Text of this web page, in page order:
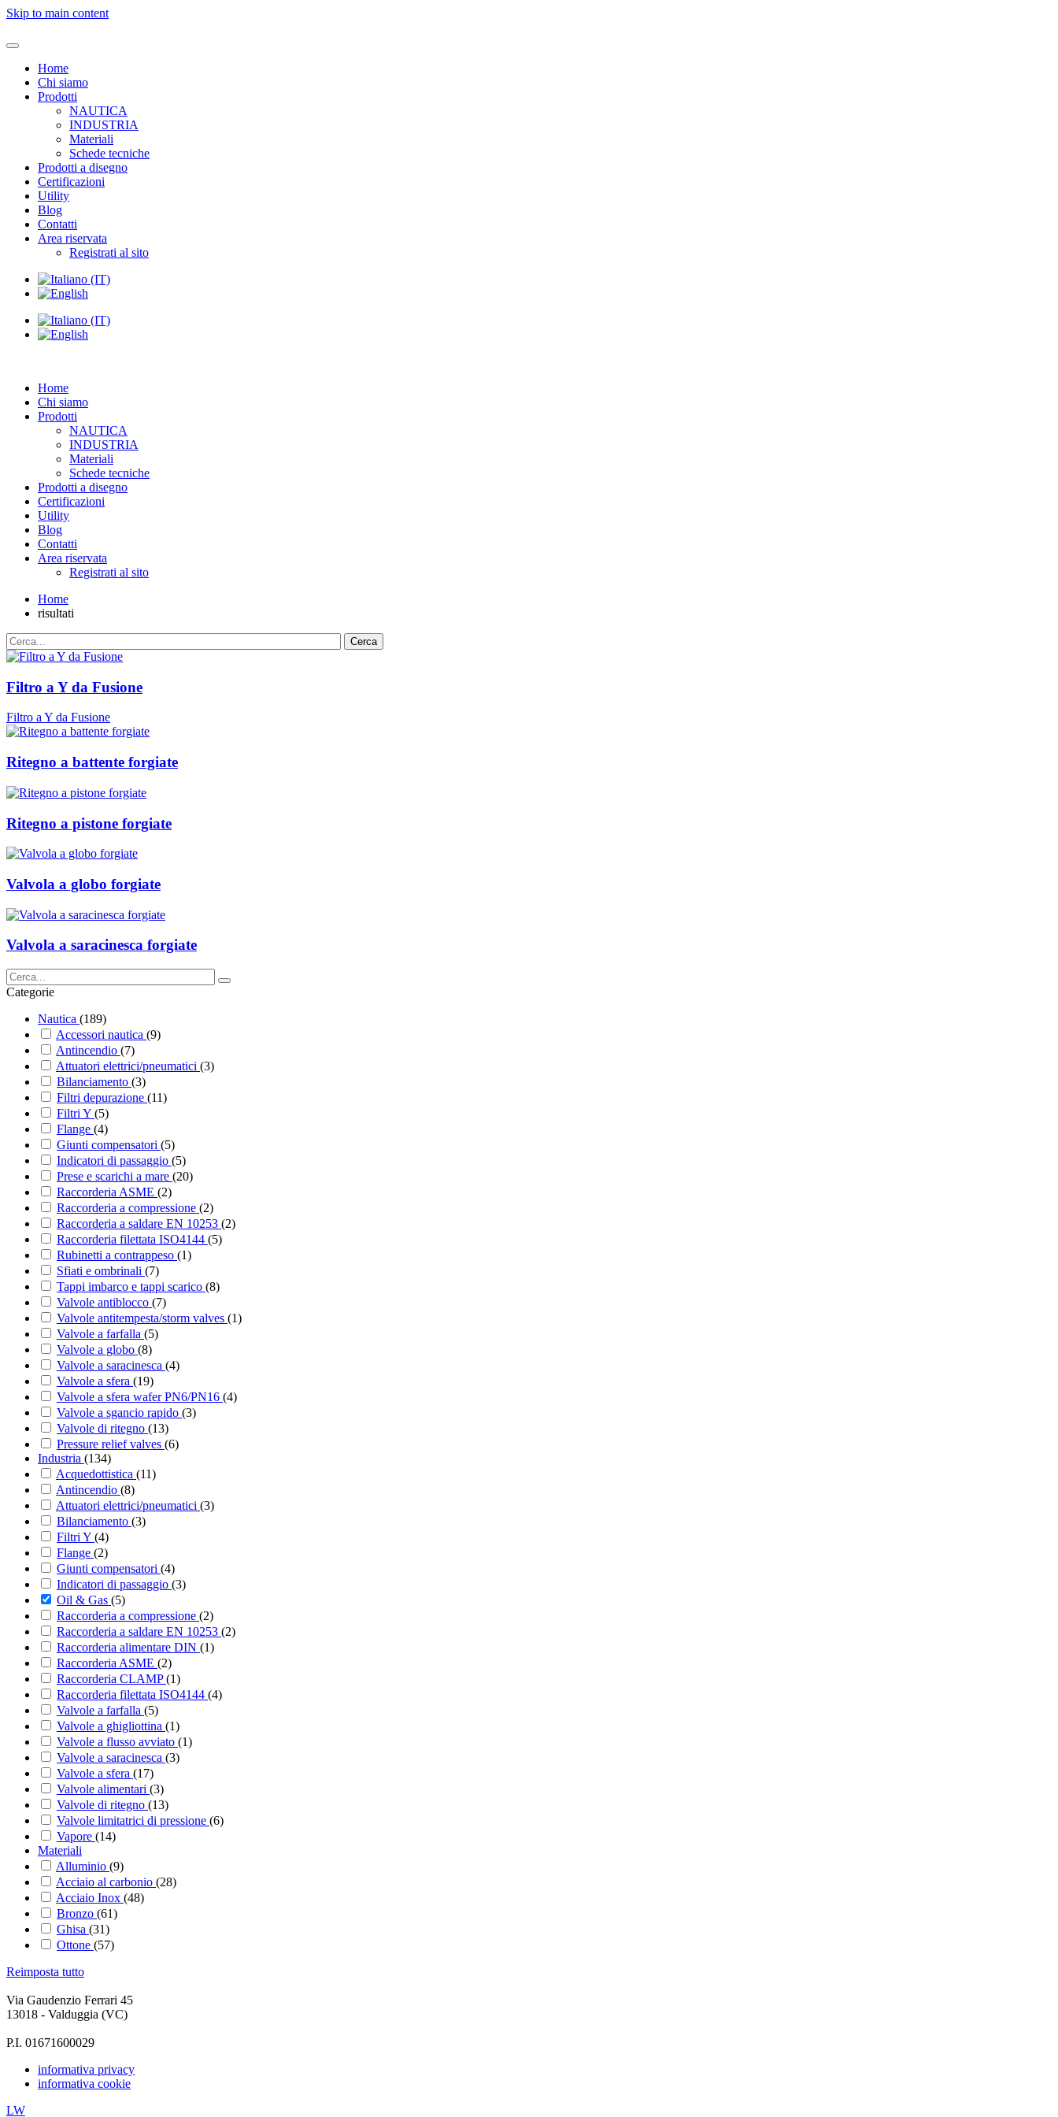
Skip to main content
Home
Chi siamo
Prodotti
NAUTICA
INDUSTRIA
Materiali
Schede tecniche
Prodotti a disegno
Certificazioni
Utility
Blog
Contatti
Area riservata
Registrati al sito
Home
Chi siamo
Prodotti
NAUTICA
INDUSTRIA
Materiali
Schede tecniche
Prodotti a disegno
Certificazioni
Utility
Blog
Contatti
Area riservata
Registrati al sito
Home
risultati
Cerca
Filtro a Y da Fusione
Filtro a Y da Fusione
Ritegno a battente forgiate
Ritegno a pistone forgiate
Valvola a globo forgiate
Valvola a saracinesca forgiate
Categorie
Nautica (189)
Accessori nautica (9)
Antincendio (7)
Attuatori elettrici/pneumatici (3)
Bilanciamento (3)
Filtri depurazione (11)
Filtri Y (5)
Flange (4)
Giunti compensatori (5)
Indicatori di passaggio (5)
Prese e scarichi a mare (20)
Raccorderia ASME (2)
Raccorderia a compressione (2)
Raccorderia a saldare EN 10253 (2)
Raccorderia filettata ISO4144 (5)
Rubinetti a contrappeso (1)
Sfiati e ombrinali (7)
Tappi imbarco e tappi scarico (8)
Valvole antiblocco (7)
Valvole antitempesta/storm valves (1)
Valvole a farfalla (5)
Valvole a globo (8)
Valvole a saracinesca (4)
Valvole a sfera (19)
Valvole a sfera wafer PN6/PN16 (4)
Valvole a sgancio rapido (3)
Valvole di ritegno (13)
Pressure relief valves (6)
Industria (134)
Acquedottistica (11)
Antincendio (8)
Attuatori elettrici/pneumatici (3)
Bilanciamento (3)
Filtri Y (4)
Flange (2)
Giunti compensatori (4)
Indicatori di passaggio (3)
Oil & Gas (5)
Raccorderia a compressione (2)
Raccorderia a saldare EN 10253 (2)
Raccorderia alimentare DIN (1)
Raccorderia ASME (2)
Raccorderia CLAMP(1)
Raccorderia filettata ISO4144 (4)
Valvole a farfalla (5)
Valvole a ghigliottina (1)
Valvole a flusso avviato (1)
Valvole a saracinesca (3)
Valvole a sfera (17)
Valvole alimentari (3)
Valvole di ritegno (13)
Valvole limitatrici di pressione (6)
Vapore (14)
Materiali
Alluminio (9)
Acciaio al carbonio (28)
Acciaio Inox (48)
Bronzo (61)
Ghisa (31)
Ottone (57)
Reimposta tutto
Via Gaudenzio Ferrari 45
13018 - Valduggia (VC)
P.I. 01671600029
informativa privacy
informativa cookie
LW